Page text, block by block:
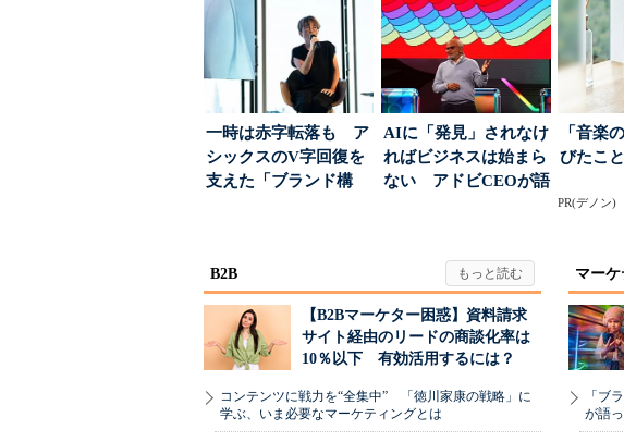
引...
一時は赤字転落も ア
シックスのV字回復を
支えた「ブランド構
AIに「発見」されなけ
ればビジネスは始まら
ない アドビCEOが語
「音楽
びたこ
PR(デノン)
B2B
【B2Bマーケター困惑】資料請求
サイト経由のリードの商談化率は
10％以下 有効活用するには？
コンテンツに戦力を“全集中” 「徳川家康の戦略」に
学ぶ、いま必要なマーケティングとは
マー
「ブ
が語